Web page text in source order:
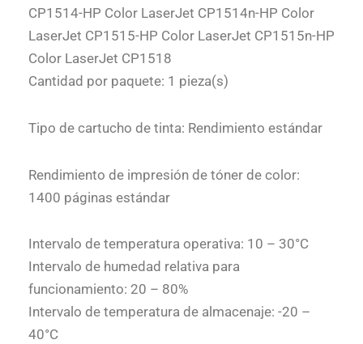
CP1514-HP Color LaserJet CP1514n-HP Color
LaserJet CP1515-HP Color LaserJet CP1515n-HP
Color LaserJet CP1518
Cantidad por paquete: 1 pieza(s)
Tipo de cartucho de tinta: Rendimiento estándar
Rendimiento de impresión de tóner de color:
1400 páginas estándar
Intervalo de temperatura operativa: 10 – 30°C
Intervalo de humedad relativa para
funcionamiento: 20 – 80%
Intervalo de temperatura de almacenaje: -20 –
40°C